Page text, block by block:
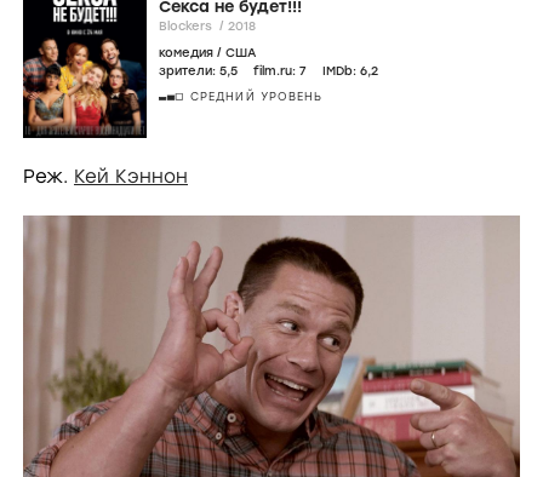
Секса не будет!!!
Blockers / 2018
комедия / США
зрители: 5,5 film.ru: 7 IMDb: 6,2
СРЕДНИЙ УРОВЕНЬ
Реж. Кей Кэннон